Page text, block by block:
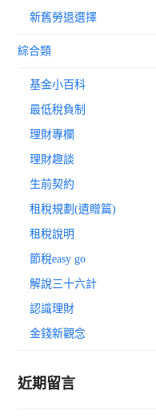
新舊勞退選擇
綜合類
基金小百科
最低稅負制
理財專欄
理財趣談
生前契約
租稅規劃(遺贈篇)
租稅說明
節稅easy go
解說三十六計
認識理財
金錢新觀念
近期留言